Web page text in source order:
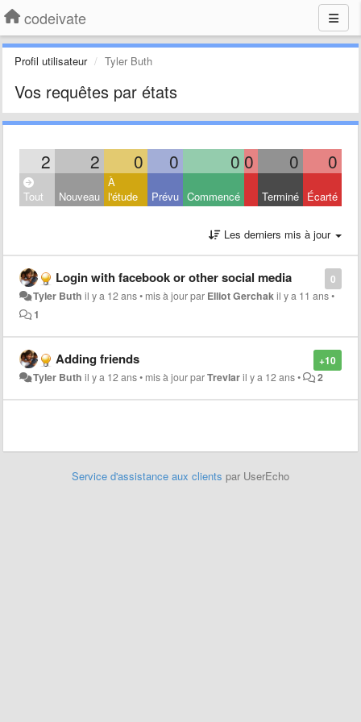
codeivate
Profil utilisateur Tyler Buth
Vos requêtes par états
2 2 0 0 0 0 0 0
Tout Nouveau
À
l'étude
Prévu Commencé Terminé Écarté
Les derniers mis à jour
0
Login with facebook or other social media
Tyler Buth il y a 12 ans• mis à jour par Elliot Gerchakil y a 11 ans•
1
+10
Adding friends
Tyler Buth il y a 12 ans• mis à jour parTrevlaril y a 12 ans• 2
Service d'assistance aux clients par UserEcho